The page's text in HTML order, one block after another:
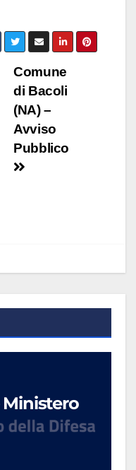
Comune
di Bacoli
(NA) –
Avviso
Pubblico
Ministero